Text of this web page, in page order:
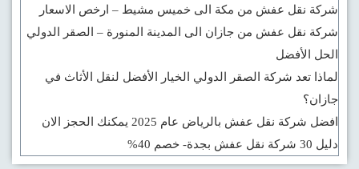
شركة نقل عفش من مكة الى خميس مشيط – ارخص الاسعار
شركة نقل عفش من جازان الى المدينة المنورة – الصقر الدولي
الحل الأفضل
لماذا تعد شركة الصقر الدولي الخيار الأفضل لنقل الأثاث في
جازان؟
افضل شركة نقل عفش بالرياض عام 2025 يمكنك الحجز الان
دليل 30 شركة نقل عفش بجدة- خصم 40%